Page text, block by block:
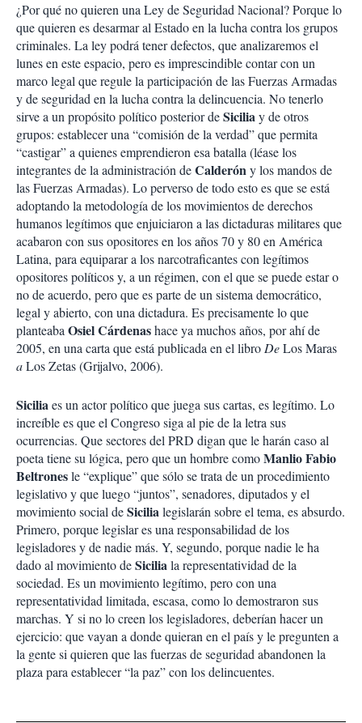
¿Por qué no quieren una Ley de Seguridad Nacional? Porque lo
que quieren es desarmar al Estado en la lucha contra los grupos
criminales. La ley podrá tener defectos, que analizaremos el
lunes en este espacio, pero es imprescindible contar con un
marco legal que regule la participación de las Fuerzas Armadas
y de seguridad en la lucha contra la delincuencia. No tenerlo
sirve a un propósito político posterior deSiciliay de otros
grupos: establecer una “comisión de la verdad” que permita
“castigar” a quienes emprendieron esa batalla (léase los
integrantes de la administración deCalderóny los mandos de
las Fuerzas Armadas). Lo perverso de todo esto es que se está
adoptando la metodología de los movimientos de derechos
humanos legítimos que enjuiciaron a las dictaduras militares que
acabaron con sus opositores en los años 70 y 80 en América
Latina, para equiparar a los narcotraficantes con legítimos
opositores políticos y, a un régimen, con el que se puede estar o
no de acuerdo, pero que es parte de un sistema democrático,
legal y abierto, con una dictadura. Es precisamente lo que
planteaba Osiel Cárdenashace ya muchos años, por ahí de
2005, en una carta que está publicada en el libro DeLos Maras
aLos Zetas (Grijalvo, 2006).
Siciliaes un actor político que juega sus cartas, es legítimo. Lo
increíble es que el Congreso siga al pie de la letra sus
ocurrencias. Que sectores del PRD digan que le harán caso al
poeta tiene su lógica, pero que un hombre comoManlio Fabio
Beltronesle “explique” que sólo se trata de un procedimiento
legislativo y que luego “juntos”, senadores, diputados y el
movimiento social deSicilialegislarán sobre el tema, es absurdo.
Primero, porque legislar es una responsabilidad de los
legisladores y de nadie más. Y, segundo, porque nadie le ha
dado al movimiento deSiciliala representatividad de la
sociedad. Es un movimiento legítimo, pero con una
representatividad limitada, escasa, como lo demostraron sus
marchas. Y si no lo creen los legisladores, deberían hacer un
ejercicio: que vayan a donde quieran en el país y le pregunten a
la gente si quieren que las fuerzas de seguridad abandonen la
plaza para establecer “la paz” con los delincuentes.